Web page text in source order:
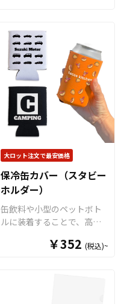
い。
す。生地は国内製造差され
た今治産のタオルで、生
地・印刷・縫製すべて国内
で製造致します。※印刷後
に縁処理を行いますが、特
にご指定がない場合、表の
印刷カラーに合わせて縫製
致します。 短納期・小ロッ
トでの対応も可能ですので
ご不明点がありましたら、
個人のお客様から企業・業
者のかた問わずお気軽にご
相談ください。
大ロット注文で最安価格
保冷缶カバー（スタビー
ホルダー）
缶飲料や小型のペットボト
ルに装着することで、高い
冷缶カバー（スタビーホル
￥352 (税込)~